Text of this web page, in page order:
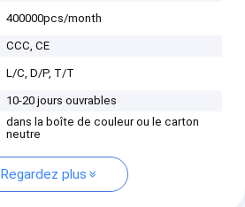
400000pcs/month
CCC, CE
L/C, D/P, T/T
10-20 jours ouvrables
dans la boîte de couleur ou le carton
neutre
Regardez plus